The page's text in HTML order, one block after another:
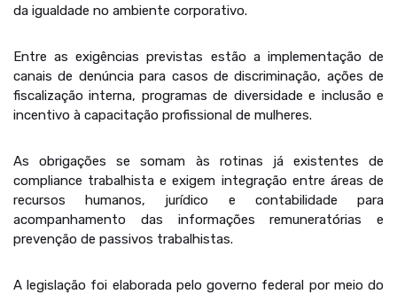
da igualdade no ambiente corporativo.
Entre as exigências previstas estão a implementação de
canais de denúncia para casos de discriminação, ações de
fiscalização interna, programas de diversidade e inclusão e
incentivo à capacitação profissional de mulheres.
As obrigações se somam às rotinas já existentes de
compliance trabalhista e exigem integração entre áreas de
recursos humanos, jurídico e contabilidade para
acompanhamento das informações remuneratórias e
prevenção de passivos trabalhistas.
A legislação foi elaborada pelo governo federal por meio do